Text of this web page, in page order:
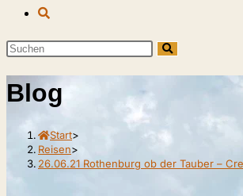
Website-
umschalten
Diese
durchsuchen
Blog
Start>
Reisen>
26.06.21 Rothenburg ob der Tauber –